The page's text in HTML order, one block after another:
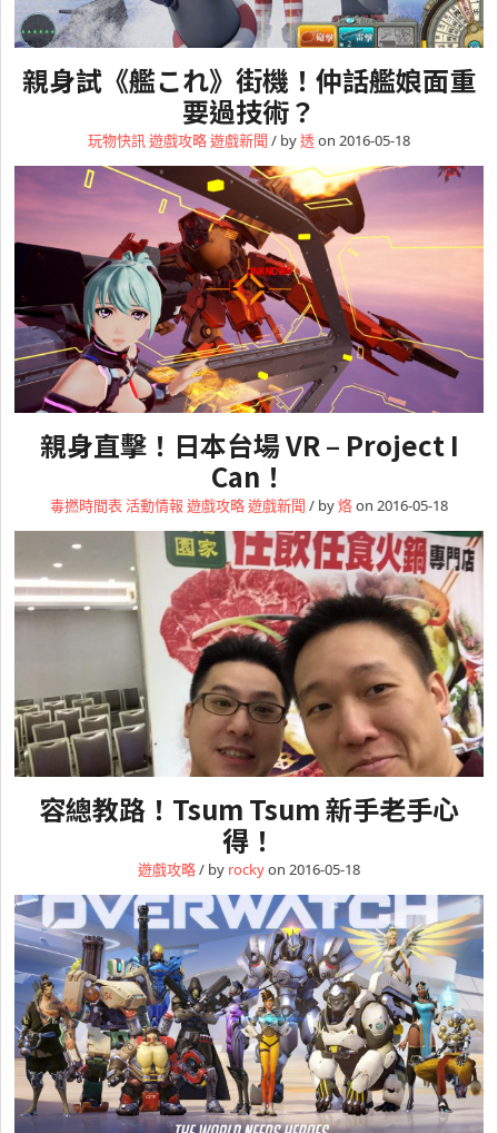
親身試《艦これ》街機！仲話艦娘面重
要過技術？
玩物快訊遊戲攻略遊戲新聞 / by透on 2016-05-18
親身直擊！日本台場 VR – Project I
Can！
毒撚時間表活動情報 遊戲攻略遊戲新聞 / by烙on 2016-05-18
容總教路！Tsum Tsum 新手老手心
得！
遊戲攻略/ by rockyon 2016-05-18